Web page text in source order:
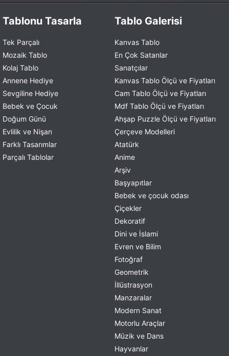
Tablonu Tasarla
Tek Parçalı
Mozaik Tablo
Kolaj Tablo
Annene Hediye
Sevgiline Hediye
Bebek ve Çocuk
Doğum Günü
Evlilik ve Nişan
Farklı Tasarımlar
Parçalı Tablolar
Tablo Galerisi
Kanvas Tablo
En Çok Satanlar
Sanatçılar
Kanvas Tablo Ölçü ve Fiyatları
Cam Tablo Ölçü ve Fiyatları
Mdf Tablo Ölçü ve Fiyatları
Ahşap Puzzle Ölçü ve Fiyatları
Çerçeve Modelleri
Atatürk
Anime
Arşiv
Başyapıtlar
Bebek ve çocuk odası
Çiçekler
Dekoratif
Dini ve İslami
Evren ve Bilim
Fotoğraf
Geometrik
İllüstrasyon
Manzaralar
Modern Sanat
Motorlu Araçlar
Müzik ve Dans
Hayvanlar